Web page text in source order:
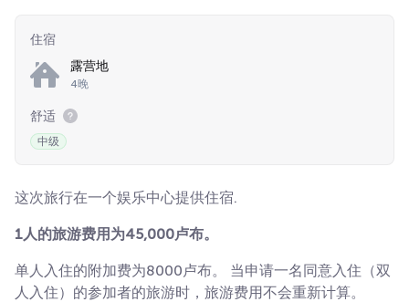
住宿
露营地
4晚
舒适
中级
这次旅行在一个娱乐中心提供住宿.
1人的旅游费用为45,000卢布。
单人入住的附加费为8000卢布。 当申请一名同意入住（双
人入住）的参加者的旅游时，旅游费用不会重新计算。